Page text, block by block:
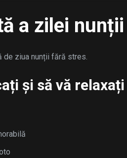
a zilei nunții
ziua nunții fără stres.
și să vă relaxați